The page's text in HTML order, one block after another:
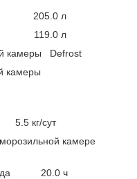
205.0 л
119.0 л
камеры Defrost
камеры
кг/сут
камере
20.0 ч